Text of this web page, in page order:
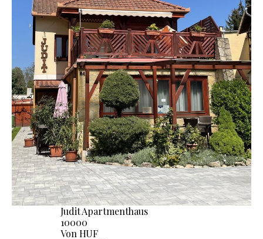
Judit Apartmenthaus
10000
Von HUF